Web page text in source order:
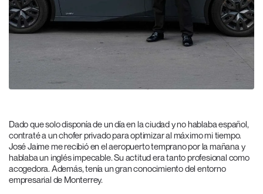
Dado que solo disponía de un día en la ciudad y no hablaba español,
contraté a un chofer privado para optimizar al máximo mi tiempo.
José Jaime me recibió en el aeropuerto temprano por la mañana y
hablaba un inglés impecable. Su actitud era tanto profesional como
acogedora. Además, tenía un gran conocimiento del entorno
empresarial de Monterrey.